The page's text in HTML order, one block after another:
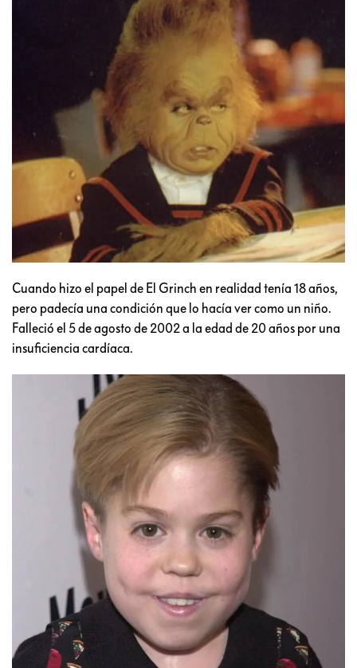
Cuando hizo el papel de El Grinch en realidad tenía 18 años,
pero padecía una condición que lo hacía ver como un niño.
Falleció el 5 de agosto de 2002 a la edad de 20 años por una
insuficiencia cardíaca.